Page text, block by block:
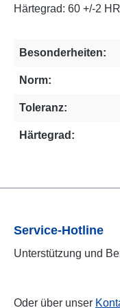
Härtegrad: 60 +/-2
Besonderheiten:
Norm:
Toleranz:
Härtegrad:
Service-Hotline
Unterstützung und
Oder über unser